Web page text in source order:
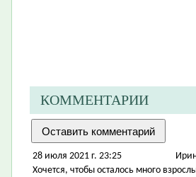
КОММЕНТАРИИ
28 июля 2021 г. 23:25
Хочется, чтобы осталось много